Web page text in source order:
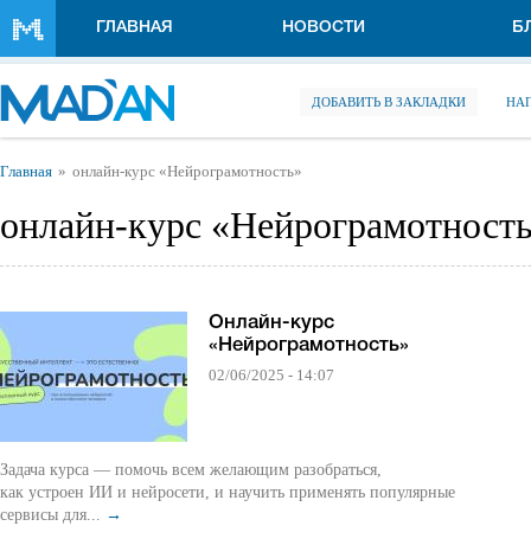
ГЛАВНАЯ НОВОСТИ
ДОБАВИТЬ В ЗАКЛАДКИ
Вы здесь
Главная онлайн-курс «Нейрограмотность»
онлайн-курс
Онлайн-курс
«Нейрограмотность»
02/06/2025 - 14:07
Задача курса — помочь всем желающим разобраться,
как устроен ИИ и нейросети, и научить применять популярные
сервисы для... →